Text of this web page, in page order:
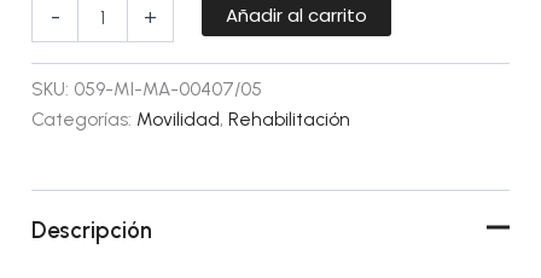
- + Añadir al carrito
SKU: 059-MI-MA-00407/05
Categorías: Movilidad,Rehabilitación
Descripción